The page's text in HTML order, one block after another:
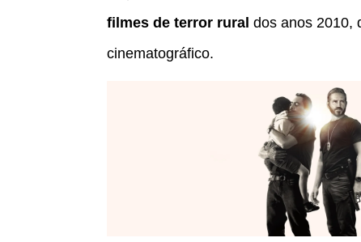
filmes de terror rural dos anos 2010,
cinematográfico.